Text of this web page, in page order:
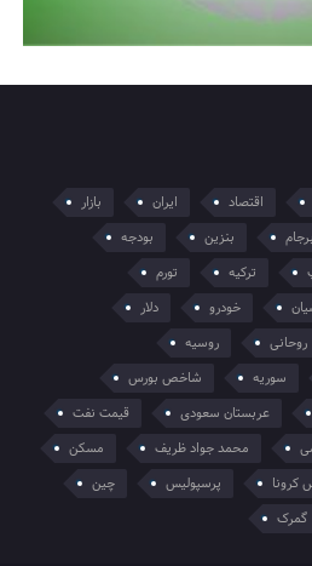
اقتصاد ایران
بازار
برجام بنزین
بودجه
ترکیه
تورم
خودرو
دلار
روحانی
روسیه
سوریه
شاخص بورس
عربستان سعودی
قیمت نفت
محمد جواد ظریف
مسکن
کرونا پرسپولیس
چین
گمرک